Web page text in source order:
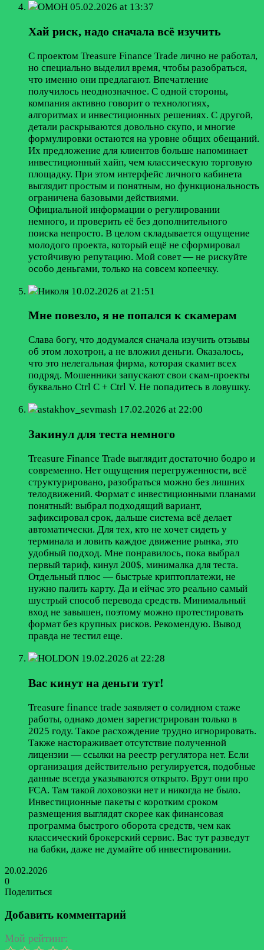
ОМОН 05.02.2026 at 13:37
Хай риск, надо сначала всё изучить
С проектом Treasure Finance Trade лично не работал,
но специально выделил время, чтобы разобраться,
что именно они предлагают. Впечатление
получилось неоднозначное. С одной стороны,
компания активно говорит о технологиях,
алгоритмах и инвестиционных решениях. С другой,
детали раскрываются довольно скупо, и многие
формулировки остаются на уровне общих обещаний.
Их предложение для клиентов больше напоминает
инвестиционный хайп, чем классическую торговую
площадку. При этом интерфейс личного кабинета
выглядит простым и понятным, но функциональность
ограничена базовыми действиями.
Официальной информации о регулировании
немного, и проверить её без дополнительного
поиска непросто. В целом складывается ощущение
молодого проекта, который ещё не сформировал
устойчивую репутацию. Мой совет — не рискуйте
особо деньгами, только на совсем копеечку.
Николя 10.02.2026 at 21:51
Мне повезло, я не попался к скамерам
Слава богу, что додумался сначала изучить отзывы
об этом лохотрон, а не вложил деньги. Оказалось,
что это нелегальная фирма, которая скамит всех
подряд. Мошенники запускают свои скам-проекты
буквально Ctrl C + Ctrl V. Не попадитесь в ловушку.
astakhov_sevmash 17.02.2026 at 22:00
Закинул для теста немного
Treasure Finance Trade выглядит достаточно бодро и
современно. Нет ощущения перегруженности, всё
структурировано, разобраться можно без лишних
телодвижений. Формат с инвестиционными планами
понятный: выбрал подходящий вариант,
зафиксировал срок, дальше система всё делает
автоматически. Для тех, кто не хочет сидеть у
терминала и ловить каждое движение рынка, это
удобный подход. Мне понравилось, пока выбрал
первый тариф, кинул 200$, минималка для теста.
Отдельный плюс — быстрые криптоплатежи, не
нужно палить карту. Да и ейчас это реально самый
шустрый способ перевода средств. Минимальный
вход не завышен, поэтому можно протестировать
формат без крупных рисков. Рекомендую. Вывод
правда не тестил еще.
HOLDON 19.02.2026 at 22:28
Вас кинут на деньги тут!
Treasure finance trade заявляет о солидном стаже
работы, однако домен зарегистрирован только в
2025 году. Такое расхождение трудно игнорировать.
Также настораживает отсутствие полученной
лицензии — ссылки на реестр регулятора нет. Если
организация действительно регулируется, подобные
данные всегда указываются открыто. Врут они про
FCA. Там такой лоховозки нет и никогда не было.
Инвестиционные пакеты с коротким сроком
размещения выглядят скорее как финансовая
программа быстрого оборота средств, чем как
классический брокерский сервис. Вас тут разведут
на бабки, даже не думайте об инвестировании.
20.02.2026
0
Поделиться
через
электронную
почту
Добавить комментарий
Мой рейтинг: